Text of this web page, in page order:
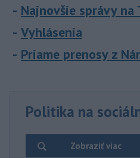
Najnovšie správy na
Vyhlásenia
Priame prenosy z
Politika na
Zobraziť viac